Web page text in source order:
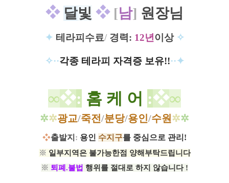
❖ 달빛 ❖ [남] 원장님
✦ 테라피수료/경력: 12년이상 ✧
✧··각종 테라피 자격증 보유!!··✦
∞❖: 홈 케 어 :❖∞
✲✲광교/죽전/분당/용인/수원 ✲✲
❖출발지 : 용인 수지구를 중심으로 관리!
※ 일부지역은 불가능한점 양해부탁드립니다
※ 퇴폐.불법 행위를 절대로 하지 않습니다 !